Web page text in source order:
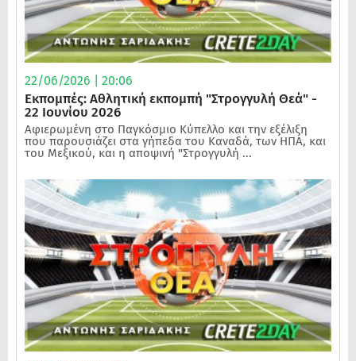
22/06/2026 | 20:06
Εκπομπές: Αθλητική εκπομπή "Στρογγυλή Θεά" -
22 Ιουνίου 2026
Αφιερωμένη στο Παγκόσμιο Κύπελλο και την εξέλιξη
που παρουσιάζει στα γήπεδα του Καναδά, των ΗΠΑ, και
του Μεξικού, και η αποψινή "Στρογγυλή ...